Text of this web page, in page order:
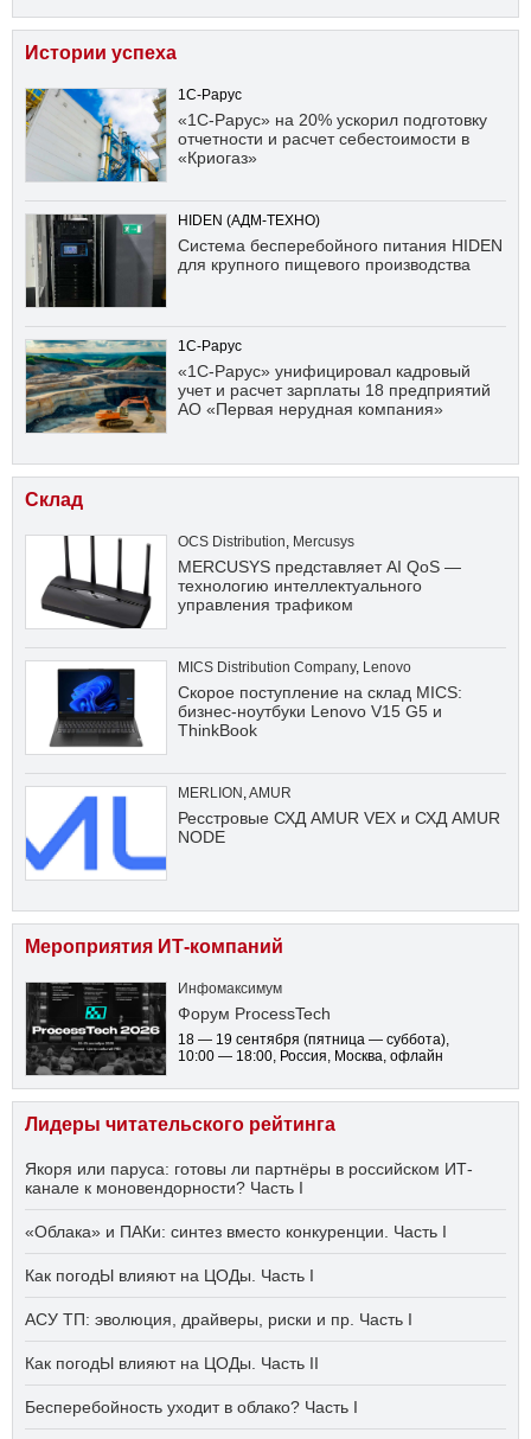
Истории успеха
1С-Рарус
«1С-Рарус» на 20% ускорил подготовку
отчетности и расчет себестоимости в
«Криогаз»
HIDEN (АДМ-ТЕХНО)
Система бесперебойного питания HIDEN
для крупного пищевого производства
1С-Рарус
«1С-Рарус» унифицировал кадровый
учет и расчет зарплаты 18 предприятий
АО «Первая нерудная компания»
Склад
OCS Distribution Mercusys
MERCUSYS представляет AI QoS —
технологию интеллектуального
управления трафиком
MICS Distribution Company, Lenovo
Скорое поступление на склад MICS:
бизнес-ноутбуки Lenovo V15 G5 и
ThinkBook
MERLION AMUR
Ресстровые СХД AMUR VEX и СХД AMUR
NODE
Мероприятия ИТ-компаний
Инфомаксимум
Форум ProcessTech
18 — 19 сентября (пятница — суббота),
10:00 — 18:00, Россия, Москва, офлайн
Лидеры читательского рейтинга
Якоря или паруса: готовы ли партнёры в российском ИТ-
канале к моновендорности? Часть I
«Облака» и ПАКи: синтез вместо конкуренции. Часть I
Как погодЫ влияют на ЦОДы. Часть I
АСУ ТП: эволюция, драйверы, риски и пр. Часть I
Как погодЫ влияют на ЦОДы. Часть II
Бесперебойность уходит в облако? Часть I